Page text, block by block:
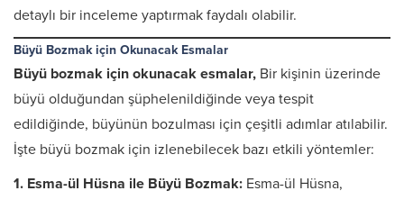
detaylı bir inceleme yaptırmak faydalı olabilir.
Büyü Bozmak için Okunacak Esmalar
Büyü bozmak için okunacak esmalar, Bir kişinin üzerinde
büyü olduğundan şüphelenildiğinde veya tespit
edildiğinde, büyünün bozulması için çeşitli adımlar atılabilir.
İşte büyü bozmak için izlenebilecek bazı etkili yöntemler:
1. Esma-ül Hüsna ile Büyü Bozmak: Esma-ül Hüsna,